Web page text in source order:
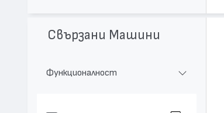
Свързани Машини
Функционалност